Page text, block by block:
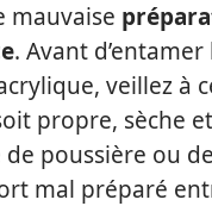
mauvaise
. Avant d’entamer
veillez à
propre, sèche et
poussière ou
mal préparé